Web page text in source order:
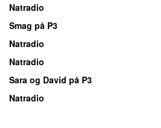
Natradio
Smag på P3
Natradio
Natradio
Sara og David på P3
Natradio